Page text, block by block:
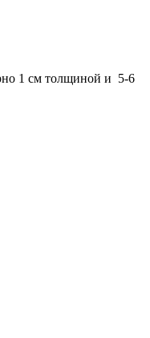
1 см толщиной и 5-6